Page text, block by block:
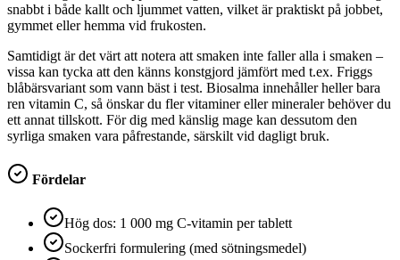
snabbt i både kallt och ljummet vatten, vilket är praktiskt på jobbet,
gymmet eller hemma vid frukosten.
Samtidigt är det värt att notera att smaken inte faller alla i smaken –
vissa kan tycka att den känns konstgjord jämfört med t.ex. Friggs
blåbärsvariant som vann bäst i test. Biosalma innehåller heller bara
ren vitamin C, så önskar du fler vitaminer eller mineraler behöver du
ett annat tillskott. För dig med känslig mage kan dessutom den
syrliga smaken vara påfrestande, särskilt vid dagligt bruk.
Fördelar
Hög dos: 1 000 mg C‑vitamin per tablett
Sockerfri formulering (med sötningsmedel)